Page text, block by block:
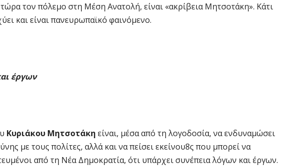
τον πόλεμο στη Μέση Ανατολή, είναι «ακρίβεια Μητσοτάκη». Κάτι
και είναι πανευρωπαϊκό φαινόμενο.
έργων
Κυριάκου Μητσοτάκη είναι, μέσα από τη λογοδοσία, να ενδυναμώσει
με τους πολίτες, αλλά και να πείσει εκείνου8ς που μπορεί να
από τη Νέα Δημοκρατία, ότι υπάρχει συνέπεια λόγων και έργων.